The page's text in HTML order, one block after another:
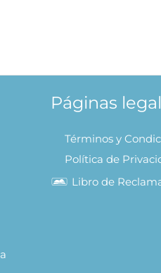
Páginas
Términos y
Política de
Libro de